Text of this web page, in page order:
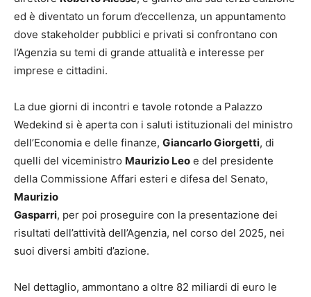
ed è diventato un forum d’eccellenza, un appuntamento
dove stakeholder pubblici e privati si confrontano con
l’Agenzia su temi di grande attualità e interesse per
imprese e cittadini.
La due giorni di incontri e tavole rotonde a Palazzo
Wedekind si è aperta con i saluti istituzionali del ministro
dell’Economia e delle finanze, Giancarlo Giorgetti, di
quelli del viceministro Maurizio Leo e del presidente
della Commissione Affari esteri e difesa del Senato,
Maurizio
Gasparri, per poi proseguire con la presentazione dei
risultati dell’attività dell’Agenzia, nel corso del 2025, nei
suoi diversi ambiti d’azione.
Nel dettaglio, ammontano a oltre 82 miliardi di euro le